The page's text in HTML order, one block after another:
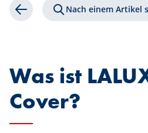
Zurück Nach einem Artikel
Was ist
Cover?